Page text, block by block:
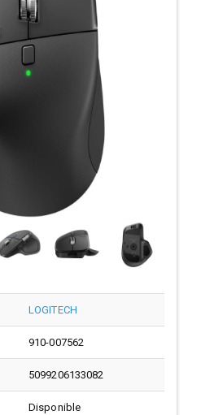
LOGITECH
910-007562
5099206133082
Disponible